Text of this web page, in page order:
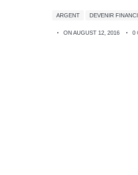
ARGENT DEVENIR
ON AUGUST 12, 2016 0